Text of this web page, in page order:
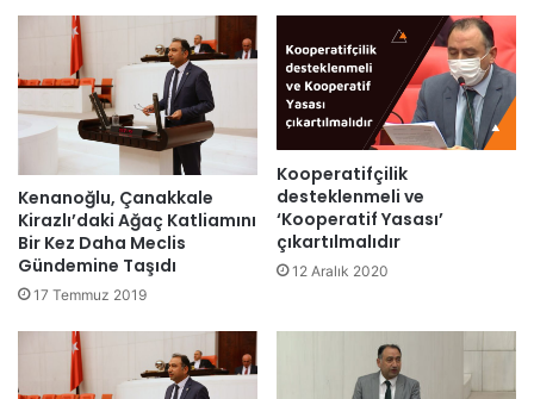
Kenanoğlu, Çanakkale
Kirazlı’daki Ağaç Katliamını
Bir Kez Daha Meclis
Gündemine Taşıdı
17 Temmuz 2019
Kooperatifçilik
desteklenmeli ve
‘Kooperatif Yasası’
çıkartılmalıdır
12 Aralık 2020